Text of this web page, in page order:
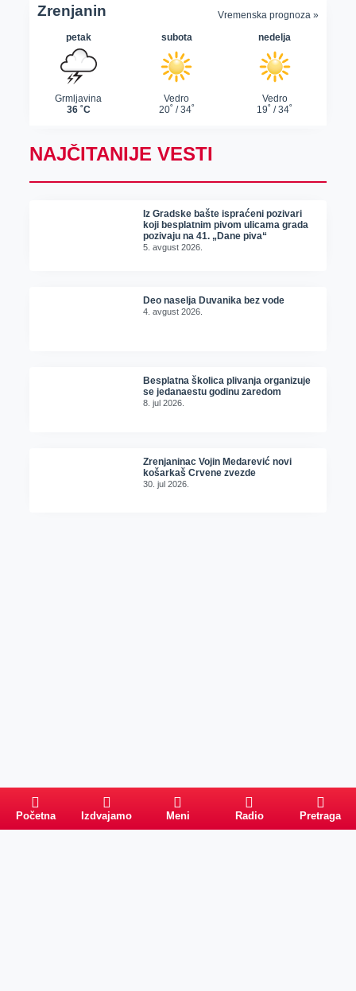
NAJČITANIJE VESTI
Iz Gradske bašte ispraćeni pozivari
koji besplatnim pivom ulicama grada
pozivaju na 41. „Dane piva“
5. avgust 2026.
Deo naselja Duvanika bez vode
4. avgust 2026.
Besplatna školica plivanja organizuje
se jedanaestu godinu zaredom
8. jul 2026.
Zrenjaninac Vojin Medarević novi
košarkaš Crvene zvezde
30. jul 2026.
Početna Izdvajamo Meni Radio Pretraga